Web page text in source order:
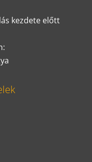
kezdete előtt